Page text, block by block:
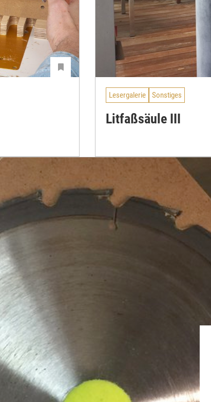
Lesergalerie Sonstiges
Litfaßsäule III